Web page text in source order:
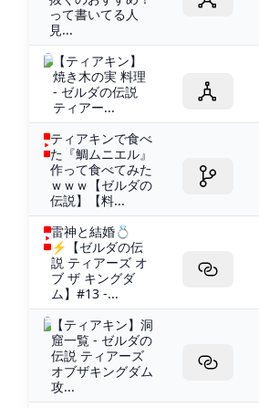
って書いてる人
見...
【ティアキン】
焼き木の実 料理
- ゼルダの伝説
ティアー...
ティアキンで食べ
た『鯛ムニエル』
作って食べてみた
ｗｗｗ【ゼルダの
伝説】【料...
雷神と結婚💍
⚡【ゼルダの伝
説 ティアーズ オ
ブ ザ キングダ
ム】#13 -...
【ティアキン】洞
窟一覧 - ゼルダの
伝説 ティアーズ
オブザキングダム
攻...